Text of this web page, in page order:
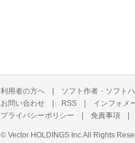
利用者の方へ | ソフト作者・ソフト
お問い合わせ | RSS | インフォメ
プライバシーポリシー | 免責事項 |
© Vector HOLDINGS Inc. All Rights